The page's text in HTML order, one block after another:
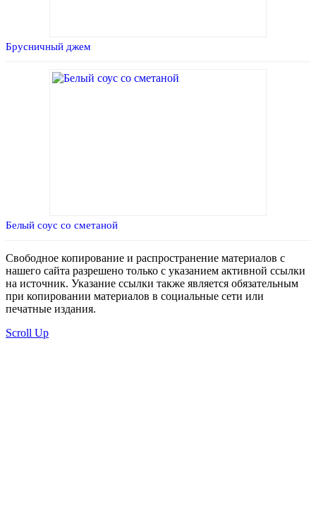
Брусничный джем
Белый соус со сметаной
Свободное копирование и распространение материалов с
нашего сайта разрешено только с указанием активной ссылки
на источник. Указание ссылки также является обязательным
при копировании материалов в социальные сети или
печатные издания.
Scroll Up